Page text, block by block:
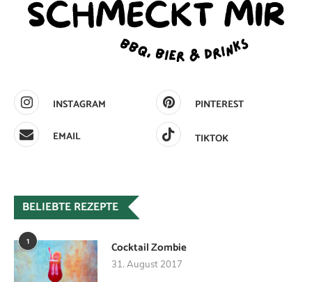
INSTAGRAM
PINTEREST
EMAIL
TIKTOK
BELIEBTE REZEPTE
1 Cocktail Zombie
31. August 2017